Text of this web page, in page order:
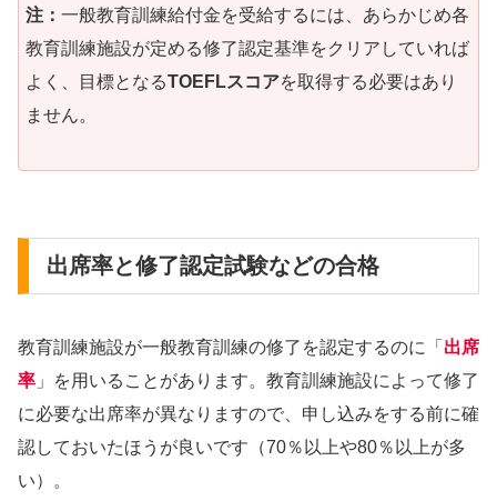
注： 一般教育訓練給付金を受給するには、あらかじめ各
教育訓練施設が定める修了認定基準をクリアしていれば
よく、目標となるTOEFLスコアを取得する必要はあり
ません。
出席率と修了認定試験などの合格
教育訓練施設が一般教育訓練の修了を認定するのに「 出席
率 」を用いることがあります。教育訓練施設によって修了
に必要な出席率が異なりますので、申し込みをする前に確
認しておいたほうが良いです（70％以上や80％以上が多
い）。